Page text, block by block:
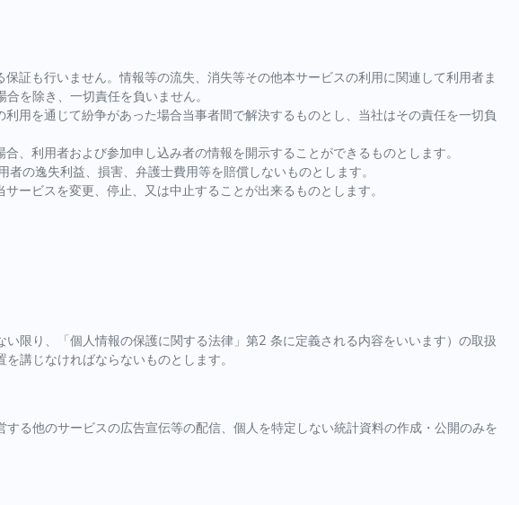
証も行いません。情報等の流失、消失等その他本サービスの利用に関連して利用者ま
を除き、一切責任を負いません。
用を通じて紛争があった場合当事者間で解決するものとし、当社はその責任を一切負
、利用者および参加申し込み者の情報を開示することができるものとします。
の逸失利益、損害、弁護士費用等を賠償しないものとします。
ービスを変更、停止、又は中止することが出来るものとします。
限り、「個人情報の保護に関する法律」第2 条に定義される内容をいいます）の取扱
講じなければならないものとします。
る他のサービスの広告宣伝等の配信、個人を特定しない統計資料の作成・公開のみを